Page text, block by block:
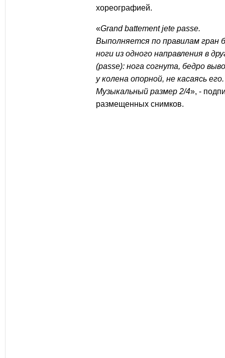
хореографией.
«Grand battement jete passe.
Выполняется по правилам гран
ноги из одного направления в
(passe): нога согнута, бедро
у колена опорной, не касаясь
Музыкальный размер 2/4», -
размещенных снимков.